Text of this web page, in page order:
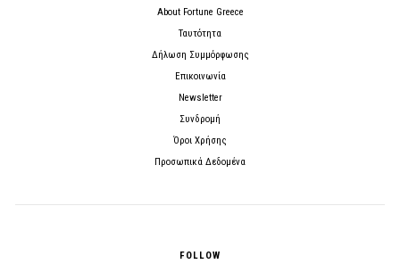
About Fortune Greece
Ταυτότητα
Δήλωση Συμμόρφωσης
Επικοινωνία
Newsletter
Συνδρομή
Όροι Χρήσης
Προσωπικά Δεδομένα
FOLLOW